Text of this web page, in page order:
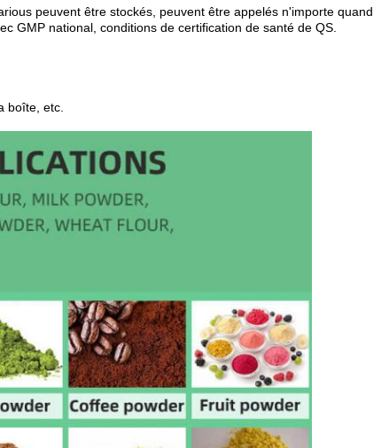
peuvent être stockés, peuvent être appelés n'importe quand
GMP national, conditions de certification de santé de QS.
boîte, etc.